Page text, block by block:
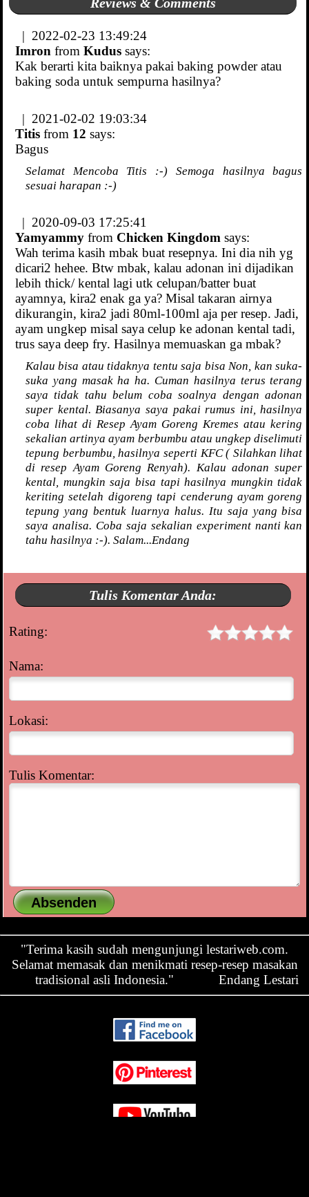
| 2022-02-23 13:49:24
Imron from Kudus says:
Kak berarti kita baiknya pakai baking powder atau
baking soda untuk sempurna hasilnya?
| 2021-02-02 19:03:34
Titis from 12 says:
Bagus
Selamat Mencoba Titis :-) Semoga hasilnya bagus
sesuai harapan :-)
| 2020-09-03 17:25:41
Yamyammy from Chicken Kingdom says:
Wah terima kasih mbak buat resepnya. Ini dia nih yg
dicari2 hehee. Btw mbak, kalau adonan ini dijadikan
lebih thick/ kental lagi utk celupan/batter buat
ayamnya, kira2 enak ga ya? Misal takaran airnya
dikurangin, kira2 jadi 80ml-100ml aja per resep. Jadi,
ayam ungkep misal saya celup ke adonan kental tadi,
trus saya deep fry. Hasilnya memuaskan ga mbak?
Kalau bisa atau tidaknya tentu saja bisa Non, kan suka-
suka yang masak ha ha. Cuman hasilnya terus terang
saya tidak tahu belum coba soalnya dengan adonan
super kental. Biasanya saya pakai rumus ini, hasilnya
coba lihat di Resep Ayam Goreng Kremes atau kering
sekalian artinya ayam berbumbu atau ungkep diselimuti
tepung berbumbu, hasilnya seperti KFC ( Silahkan lihat
di resep Ayam Goreng Renyah). Kalau adonan super
kental, mungkin saja bisa tapi hasilnya mungkin tidak
keriting setelah digoreng tapi cenderung ayam goreng
tepung yang bentuk luarnya halus. Itu saja yang bisa
saya analisa. Coba saja sekalian experiment nanti kan
tahu hasilnya :-). Salam...Endang
Tulis Komentar Anda:
Rating:
Nama:
Lokasi:
Tulis Komentar:
"Terima kasih sudah mengunjungi lestariweb.com.
Selamat memasak dan menikmati resep-resep masakan
tradisional asli Indonesia."
Endang Lestari